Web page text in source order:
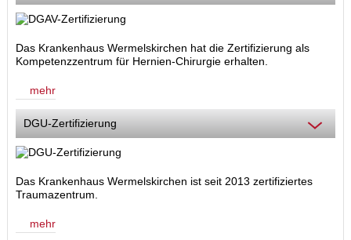
Das Krankenhaus Wermelskirchen hat die Zertifizierung als
Kompetenzzentrum für Hernien-Chirurgie erhalten.
mehr
DGU-Zertifizierung
Das Krankenhaus Wermelskirchen ist seit 2013 zertifiziertes
Traumazentrum.
mehr